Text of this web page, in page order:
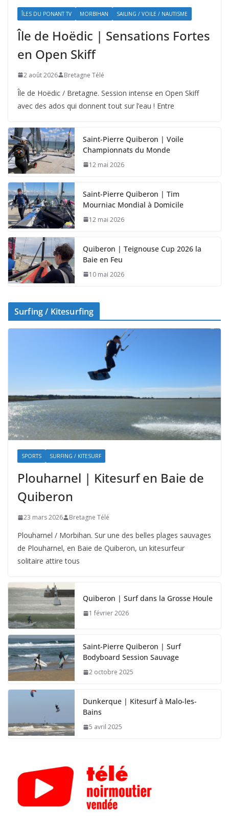
ÎLES DU PONANT TV MORBIHAN SAILING / VOILE / NAUTISME
Île de Hoëdic | Sensations Fortes
en Open Skiff
2 août 2026 Bretagne Télé
Île de Hoëdic / Bretagne. Session intense en Open Skiff
avec des ados qui donnent tout sur l’eau ! Entre
Saint-Pierre Quiberon | Voile
Championnats du Monde
12 mai 2026
Saint-Pierre Quiberon | Tim
Mourniac Mondial à Domicile
12 mai 2026
Quiberon | Teignouse Cup 2026 la
Baie en Feu
10 mai 2026
Surfing / Kitesurfing
SPORTS SURFING / KITESURF
Plouharnel | Kitesurf en Baie de
Quiberon
23 mars 2026 Bretagne Télé
Plouharnel / Morbihan. Sur une des belles plages sauvages
de Plouharnel, en Baie de Quiberon, un kitesurfeur
solitaire attire tous
Quiberon | Surf dans la Grosse Houle
1 février 2026
Saint-Pierre Quiberon | Surf
Bodyboard Session Sauvage
2 octobre 2025
Dunkerque | Kitesurf à Malo-les-
Bains
5 avril 2025